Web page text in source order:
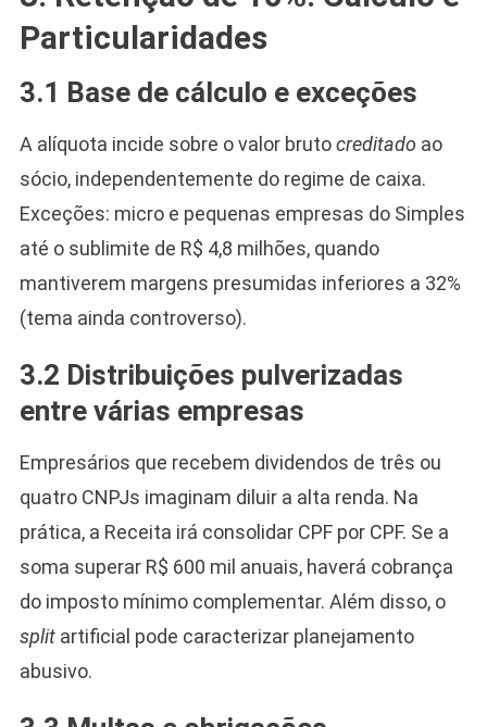
Particularidades
3.1 Base de cálculo e exceções
A alíquota incide sobre o valor brutocreditado ao
sócio, independentemente do regime de caixa.
Exceções: micro e pequenas empresas do Simples
até o sublimite de R$ 4,8 milhões, quando
mantiverem margens presumidas inferiores a 32%
(tema ainda controverso).
3.2 Distribuições pulverizadas
entre várias empresas
Empresários que recebem dividendos de três ou
quatro CNPJs imaginam diluir a alta renda. Na
prática, a Receita irá consolidar CPF por CPF. Se a
soma superar R$ 600 mil anuais, haverá cobrança
do imposto mínimo complementar. Além disso, o
splitartificial pode caracterizar planejamento
abusivo.